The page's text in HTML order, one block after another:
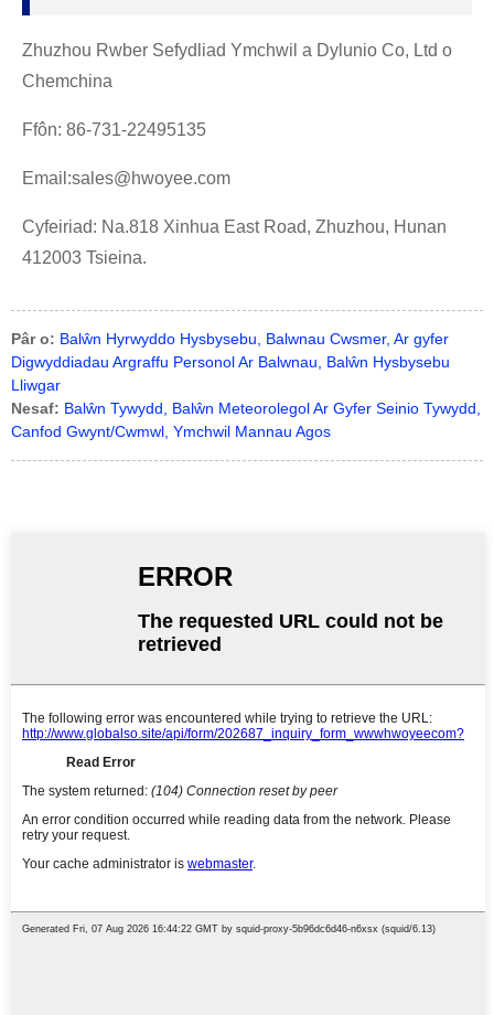
Zhuzhou Rwber Sefydliad Ymchwil a Dylunio Co, Ltd o
Chemchina
Ffôn: 86-731-22495135
Email:sales@hwoyee.com
Cyfeiriad: Na.818 Xinhua East Road, Zhuzhou, Hunan
412003 Tsieina.
Pâr o: Balŵn Hyrwyddo Hysbysebu, Balwnau Cwsmer, Ar gyfer
Digwyddiadau Argraffu Personol Ar Balwnau, Balŵn Hysbysebu
Lliwgar
Nesaf: Balŵn Tywydd, Balŵn Meteorolegol Ar Gyfer Seinio Tywydd,
Canfod Gwynt/Cwmwl, Ymchwil Mannau Agos